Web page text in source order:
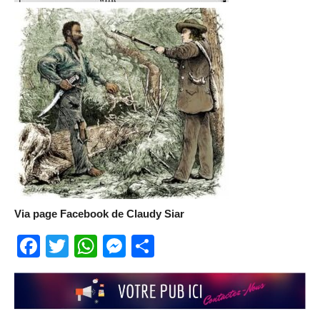
Via page Facebook de Claudy Siar
Facebook
TwitterWhatsApp
Messenger